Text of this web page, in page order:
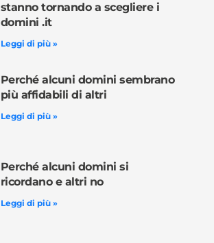
stanno tornando a scegliere i
domini .it
Leggi di più »
Perché alcuni domini sembrano
più affidabili di altri
Leggi di più »
Perché alcuni domini si
ricordano e altri no
Leggi di più »